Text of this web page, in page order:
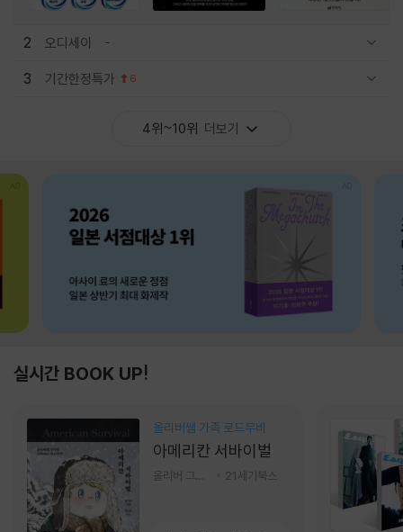
2 오디세이
3 기간한정특가 6
4위~10위 더보기
실시간 BOOK UP!
올리버쌤 가족 로드무비
아메리칸 서바이벌
21세기북스